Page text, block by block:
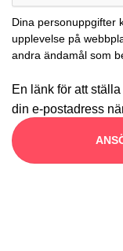
Dina personuppgifter
upplevelse på
andra ändamål som
En länk för att
din e-postadress